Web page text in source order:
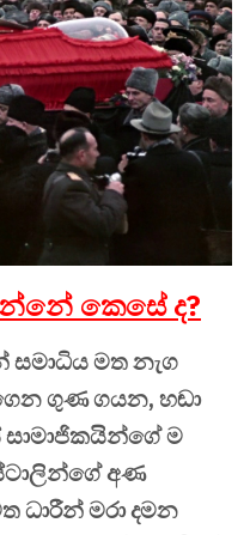
කෙසේ ද?
මත නැග
ගුණ ගයන, හඬා
ම
අණ
ධාරීන් මරා දමන